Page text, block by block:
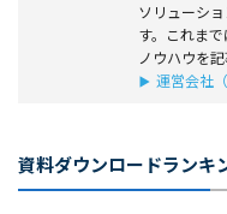
ソリューシ
す。これま
ノウハウを記
運営会社
資料ダウンロードランキ